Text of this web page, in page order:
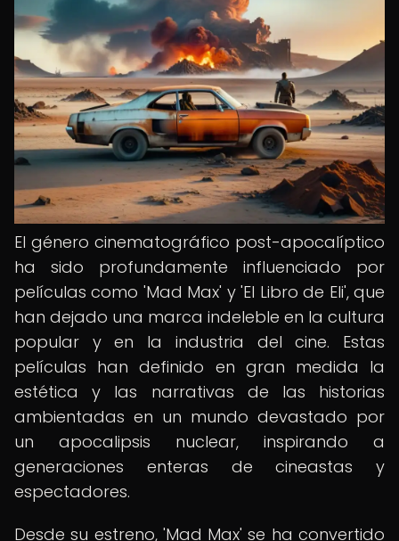
El género cinematográfico post-apocalíptico
ha sido profundamente influenciado por
películas como 'Mad Max' y 'El Libro de Eli', que
han dejado una marca indeleble en la cultura
popular y en la industria del cine. Estas
películas han definido en gran medida la
estética y las narrativas de las historias
ambientadas en un mundo devastado por
un apocalipsis nuclear, inspirando a
generaciones enteras de cineastas y
espectadores.
Desde su estreno, 'Mad Max' se ha convertido